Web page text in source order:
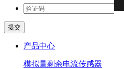
产品中心
模拟量剩余电流传感器